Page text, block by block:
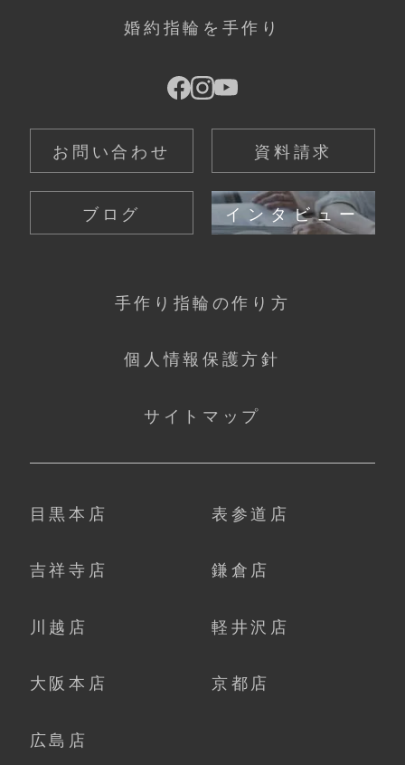
婚約指輪を手作り
お問い合わせ 資料請求
ブログ インタビュー
手作り指輪の作り方
個人情報保護方針
サイトマップ
目黒本店 表参道店
吉祥寺店 鎌倉店
川越店 軽井沢店
大阪本店 京都店
広島店